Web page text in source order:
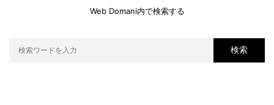
Web Domani内で検索する
検索